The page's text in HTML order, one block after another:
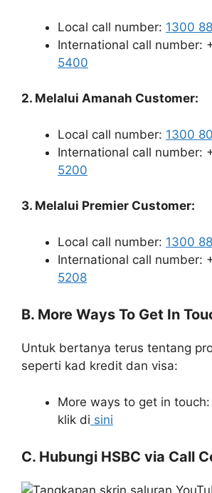
Local call number: 1300
International call number:
5400
2. Melalui Amanah Customer:
Local call number: 1300
International call number:
5200
3. Melalui Premier Customer:
Local call number: 1300
International call number:
5208
B. More Ways To Get In
Untuk bertanya terus tentang
seperti kad kredit dan visa:
More ways to get in
klik di sini
C. Hubungi HSBC via Call